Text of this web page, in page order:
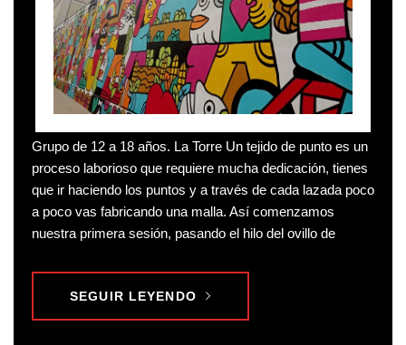
Grupo de 12 a 18 años. La Torre Un tejido de punto es un
proceso laborioso que requiere mucha dedicación, tienes
que ir haciendo los puntos y a través de cada lazada poco
a poco vas fabricando una malla. Así comenzamos
nuestra primera sesión, pasando el hilo del ovillo de
SEGUIR LEYENDO